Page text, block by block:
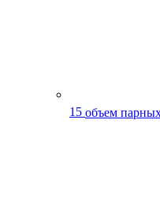
15 объем